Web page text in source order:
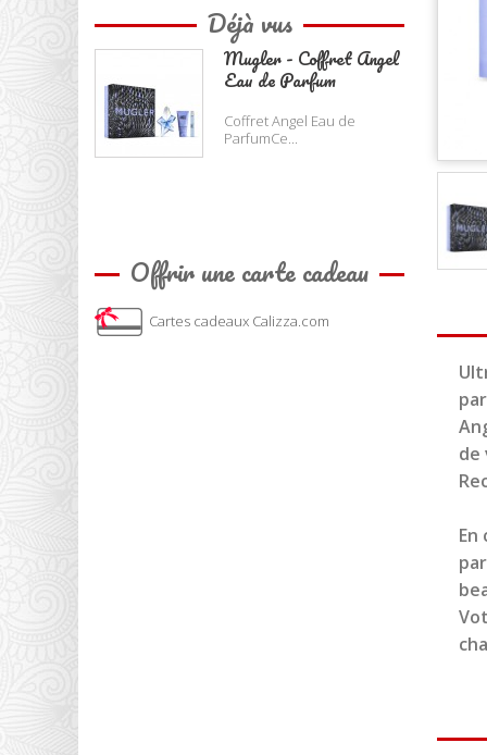
Déjà vus
Mugler - Coffret Angel
Eau de Parfum
Coffret Angel Eau de
ParfumCe...
Offrir une carte cadeau
Cartes cadeaux Calizza.com
de
En